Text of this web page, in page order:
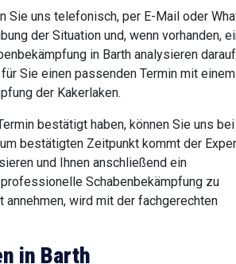
Sie uns telefonisch, per E-Mail oder
der Situation und, wenn vorhanden,
in Barth analysieren
Sie einen passenden Termin mit einem
der Kakerlaken.
bestätigt haben, können Sie uns
bestätigten Zeitpunkt kommt der
und Ihnen anschließend ein
Schabenbekämpfung zu
wird mit der fachgerechten
in Barth